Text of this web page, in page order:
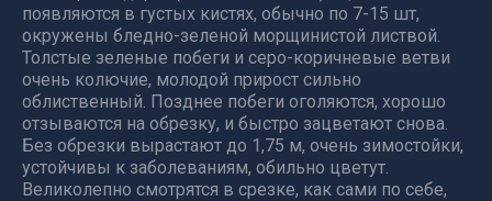
появляются в густых кистях, обычно по 7-15 шт,
окружены бледно-зеленой морщинистой листвой.
Толстые зеленые побеги и серо-коричневые ветви
очень колючие, молодой прирост сильно
облиственный. Позднее побеги оголяются, хорошо
отзываются на обрезку, и быстро зацветают снова.
Без обрезки вырастают до 1,75 м, очень зимостойки,
устойчивы к заболеваниям, обильно цветут.
Великолепно смотрятся в срезке, как сами по себе,